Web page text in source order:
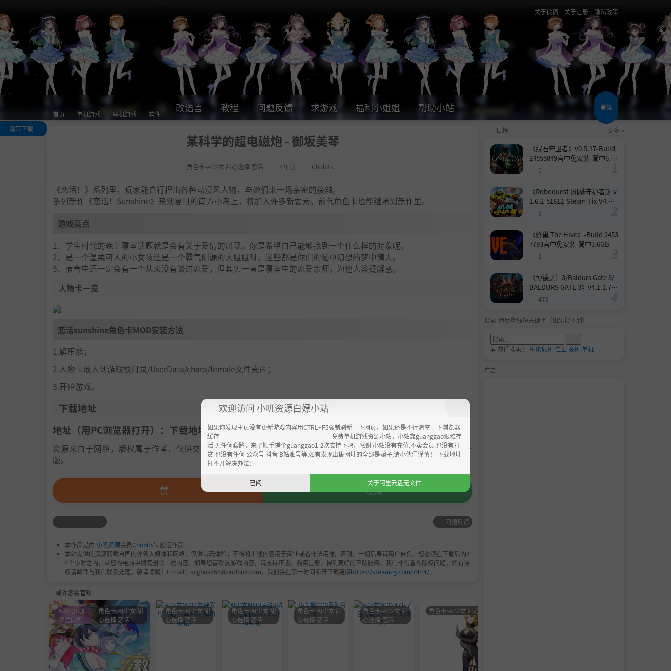
关于投稿 关于注册 隐私政策
首页 单机游戏 联机游戏 软件
改语言 教程 问题反馈 求游戏 福利小姐姐 帮助小站 登录
某科学的超电磁炮 - 御坂美琴
角色卡-AI少女 甜心选择 恋活 4年前 Chobits
跳转下载
《恋活！》系列里，玩家能自行捏出各种动漫风人物，与她们来一场亲密的接触。
系列新作《恋活！Sunshine》来到夏日的南方小岛上，将加入许多新要素。前代角色卡也能继承到新作里。
游戏亮点
1、学生时代的晚上寝室话题就是会有关于爱情的出现，你是希望自己能够找到一个什么样的对象呢。
2、是一个温柔可人的小女孩还是一个霸气侧漏的大姐姐呀，这些都是你们的脑中幻想的梦中情人。
3、宿舍中还一定会有一个从来没有谈过恋爱，但其实一直是寝室中的恋爱宗师，为他人答疑解惑。
人物卡一览
恋活sunshine角色卡MOD安装方法
1.解压缩；
2.人物卡放入到游戏根目录/UserData/chara/female文件夹内；
3.开始游戏。
下载地址
地址（用PC浏览器打开）：下载地址：https://www.feimaoyun.com/jx/liqlvy9p
资源来自于网络，版权属于作者，仅供交流学习，严禁用于商业用途，下载后请于24小时内删除！如喜欢，请支持正
版。
赞 收藏
问题反馈
本作品是由 小叽资源会员Chobits's 搬运作品.
本站提供的资源转载自国内外各大媒体和网络，仅供试玩体验；不得将上述内容用于商业或者非法用途，否则，一切后果请用户自负。您必须在下载后的2
4个小时之内，从您的电脑中彻底删除上述内容。如果您喜欢该游戏内容，请支持正版，购买注册，得到更好的正版服务。我们非常重视版权问题，如有侵
权请邮件与我们联系处理。敬请谅解！E-mail：acgbns666@outlook.com，我们会在第一时间断开下载链接https://steamzg.com/7444/。
或许您会喜欢
A-绕过D加
密虚拟机
角色卡-AI少女 甜
心选择 恋活
角色卡-AI少女 甜
心选择 恋活
角色卡-AI少女 甜
心选择 恋活
角色卡-AI少女 甜
心选择 恋活
角色卡-AI少女 甜
心选择 恋活
角色卡-AI少女 甜心选择 恋活
日榜 更多 »
《绿石守卫者》v0.5.17-Build
24555849官中免安装-简中6.6
0
《Roboquest (机械守护者)》v
1.6.2-51812-Steam-Fix V4.联
机版官中简体
6
《蜂巢 The Hive》-Build 2453
7793官中免安装-简中3.6GB
2
《博德之门3/Baldurs Gate 3/
BALDURS GATE 3》v4.1.1.739
8727-Build 24532579官中免安
478
搜索-请尽量缩短关键字（如果搜不到）
🔥 热门搜索： 生化危机仁王 联机单机
广告
欢迎访问 小叽资源白嫖小站
如果你发现主页没有更新游戏内容用CTRL+F5强制刷新一下网页，如果还是不行清空一下浏览器
缓存 ------------------------------------------------------- 免费单机游戏资源小站，小站靠guanggao艰难存
活 无任何套路，来了顺手搓个guanggao1-2次支持下吧，感谢 小站没有充值.不卖会员.也没有打
赏 也没有任何 公众号 抖音 B站账号等,如有发现出售网址的全部是骗子,请小伙们谨慎！ 下载地址
打不开解决办法：
已阅 关于阿里云盘无文件